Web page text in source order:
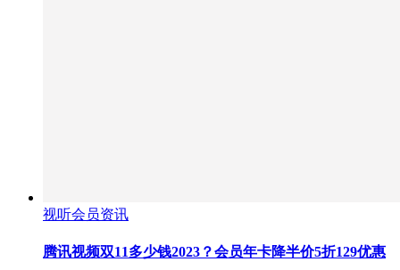
视听会员资讯
腾讯视频双11多少钱2023？会员年卡降半价5折129优惠